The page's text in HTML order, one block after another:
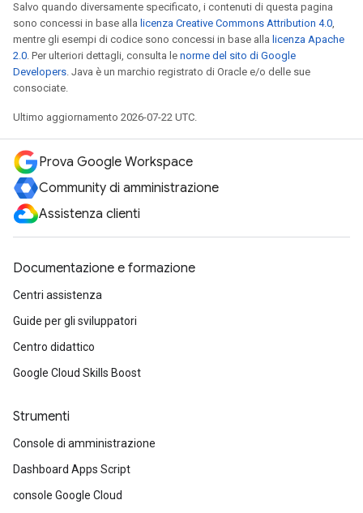
Salvo quando diversamente specificato, i contenuti di questa pagina
sono concessi in base alla licenza Creative Commons Attribution 4.0,
mentre gli esempi di codice sono concessi in base alla licenza Apache
2.0. Per ulteriori dettagli, consulta le norme del sito di Google
Developers. Java è un marchio registrato di Oracle e/o delle sue
consociate.
Ultimo aggiornamento 2026-07-22 UTC.
Prova Google Workspace
Community di amministrazione
Assistenza clienti
Documentazione e formazione
Centri assistenza
Guide per gli sviluppatori
Centro didattico
Google Cloud Skills Boost
Strumenti
Console di amministrazione
Dashboard Apps Script
console Google Cloud